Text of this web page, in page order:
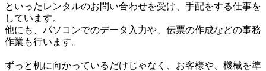
といったレンタルのお問い合わせを受け、手配をする仕事を
しています。
他にも、パソコンでのデータ入力や、伝票の作成などの事務
作業も行います。
ずっと机に向かっているだけじゃなく、お客様や、機械を準